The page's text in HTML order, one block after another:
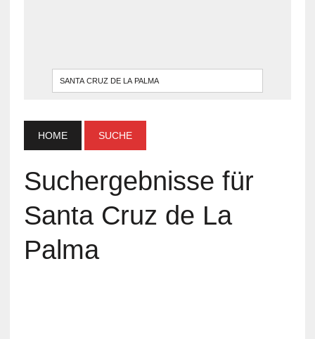
HOME SUCHE
Suchergebnisse für
Santa Cruz de La
Palma